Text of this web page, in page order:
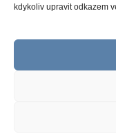
kdykoliv upravit odkazem
CC BY-NC 4.0